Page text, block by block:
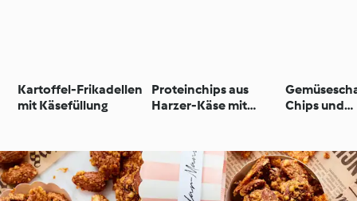
Kartoffel-Frikadellen
mit Käsefüllung
Proteinchips aus
Harzer-Käse mit
Chips und